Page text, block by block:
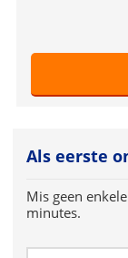
Als eerste
Mis geen
minutes.